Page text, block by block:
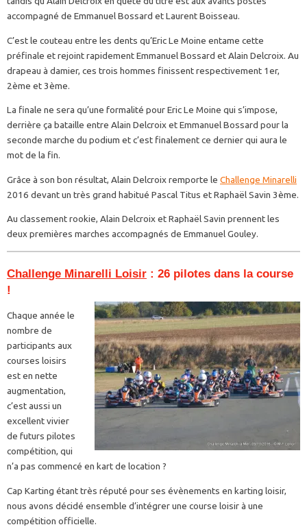
accompagné de Emmanuel Bossard et Laurent Boisseau.
C’est le couteau entre les dents qu’Eric Le Moine entame cette
préfinale et rejoint rapidement Emmanuel Bossard et Alain Delcroix. Au
drapeau à damier, ces trois hommes finissent respectivement 1er,
2ème et 3ème.
La finale ne sera qu’une formalité pour Eric Le Moine qui s’impose,
derrière ça bataille entre Alain Delcroix et Emmanuel Bossard pour la
seconde marche du podium et c’est finalement ce dernier qui aura le
mot de la fin.
Grâce à son bon résultat, Alain Delcroix remporte le Challenge Minarelli
2016 devant un très grand habitué Pascal Titus et Raphaël Savin 3ème.
Au classement rookie, Alain Delcroix et Raphaël Savin prennent les
deux premières marches accompagnés de Emmanuel Gouley.
Challenge Minarelli Loisir : 26 pilotes dans la course
!
Chaque année le
nombre de
participants aux
courses loisirs
est en nette
augmentation,
c’est aussi un
excellent vivier
de futurs pilotes
compétition, qui
n’a pas commencé en kart de location ?
Cap Karting étant très réputé pour ses évènements en karting loisir,
nous avons décidé ensemble d’intégrer une course loisir à une
compétition officielle.